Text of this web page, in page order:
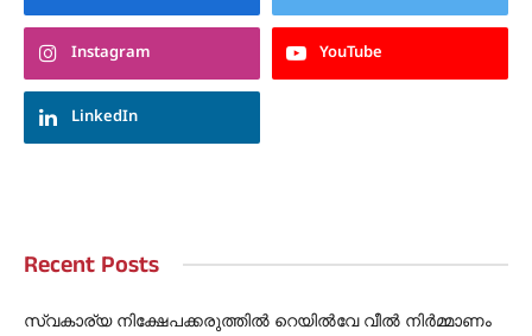
Instagram YouTube
LinkedIn
Recent Posts
സ്വകാര്യ നിക്ഷേപക്കരുത്തിൽ റെയിൽവേ വീൽ നിർമ്മാണം